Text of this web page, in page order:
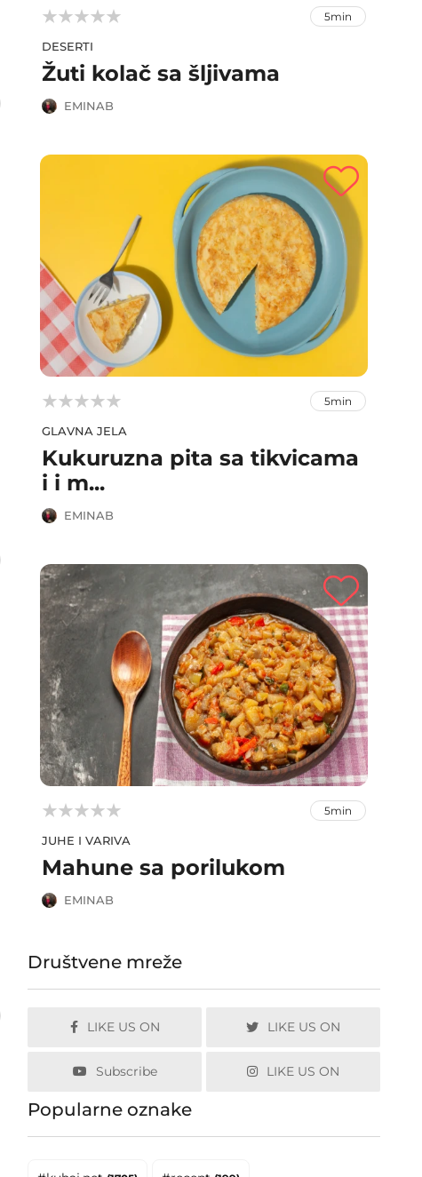


 5min
DESERTI
Žuti kolač sa šljivama
EMINAB


 5min
GLAVNA JELA
Kukuruzna pita sa tikvicama
i i m...
EMINAB


 5min
JUHE I VARIVA
Mahune sa porilukom
EMINAB
Društvene mreže
LIKE US ON LIKE US ON
Subscribe LIKE US ON
Popularne oznake